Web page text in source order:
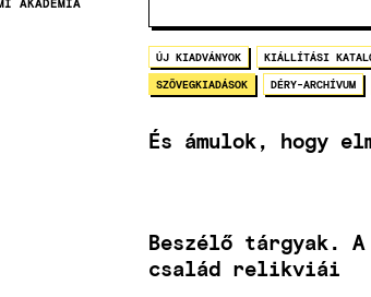
ÚJ KIADVÁNYOK KIÁLLÍTÁSI
SZÖVEGKIADÁSOK DÉRY-ARCHÍVUM
És ámulok, hogy
Beszélő tárgyak. A
család relikviái